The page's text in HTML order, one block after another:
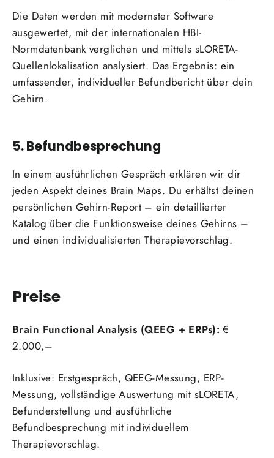
Die Daten werden mit modernster Software
ausgewertet, mit der internationalen HBI-
Normdatenbank verglichen und mittels sLORETA-
Quellenlokalisation analysiert. Das Ergebnis: ein
umfassender, individueller Befundbericht über dein
Gehirn.
5. Befundbesprechung
In einem ausführlichen Gespräch erklären wir dir
jeden Aspekt deines Brain Maps. Du erhältst deinen
persönlichen Gehirn-Report – ein detaillierter
Katalog über die Funktionsweise deines Gehirns –
und einen individualisierten Therapievorschlag.
Preise
Brain Functional Analysis (QEEG + ERPs): €
2.000,–
Inklusive: Erstgespräch, QEEG-Messung, ERP-
Messung, vollständige Auswertung mit sLORETA,
Befunderstellung und ausführliche
Befundbesprechung mit individuellem
Therapievorschlag.